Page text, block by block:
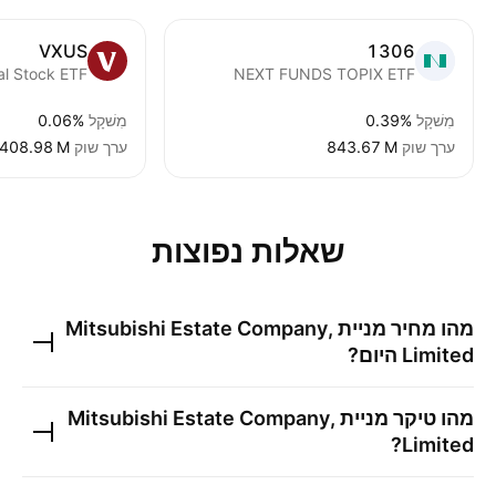
1306
NEXT FUNDS TOPIX ETF
מִשׁקָל 0.39%
ערך שוק ‪843.67 M‬
VXUS
מִשׁקָל 0.06%
ערך שוק ‪408.98 M‬
שאלות נפוצות
מהו מחיר מניית Mitsubishi Estate Company,
Limited היום?
מהו טיקר מניית Mitsubishi Estate Company,
Limited
?